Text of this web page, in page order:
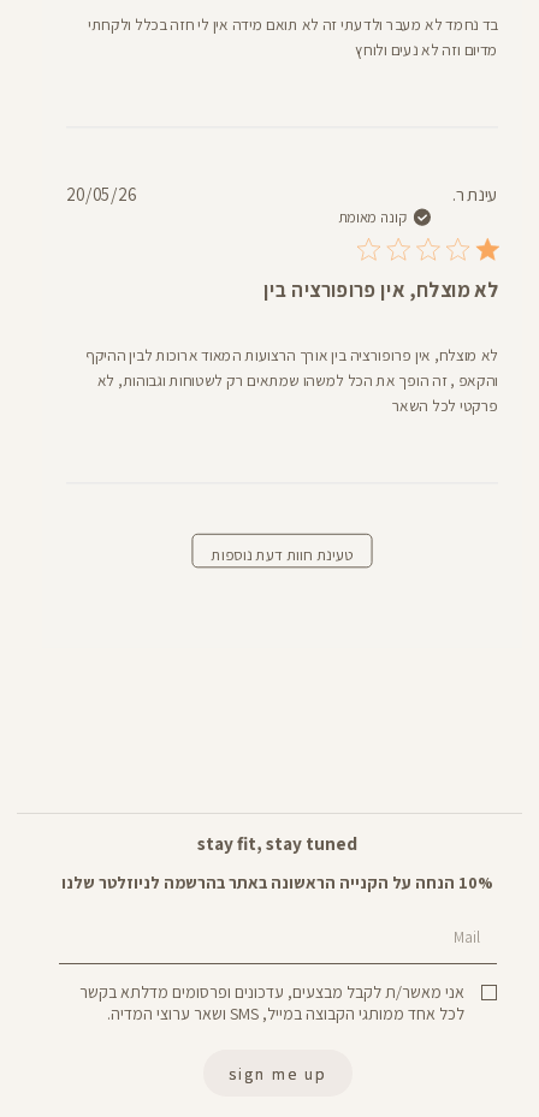
בד נחמד לא מעבר ולדעתי זה לא תואם מידה אין לי חזה בכלל ולקחתי
מדיום וזה לא נעים ולוחץ
עינת ר.
קונה מאומת
לא מוצלח, אין פרופורציה בין
לא מוצלח, אין פרופורציה בין אורך הרצועות המאוד ארוכות לבין ההיקף
והקאפ , זה הופך את הכל למשהו שמתאים רק לשטוחות וגבוהות, לא
פרקטי לכל השאר
20/05/26
טעינת חוות דעת נוספות
stay fit, stay tuned
10% הנחה על הקנייה הראשונה באתר בהרשמה לניוזלטר שלנו
Mail
אני מאשר/ת לקבל מבצעים, עדכונים ופרסומים מדלתא בקשר
לכל אחד ממותגי הקבוצה במייל, SMS ושאר ערוצי המדיה.
sign me up